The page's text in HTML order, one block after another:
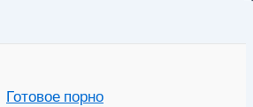
Готовое порно